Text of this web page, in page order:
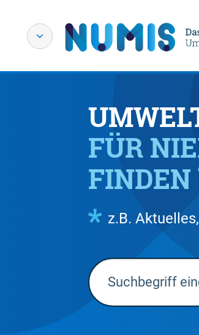
FÜR
FINDEN
z.B.